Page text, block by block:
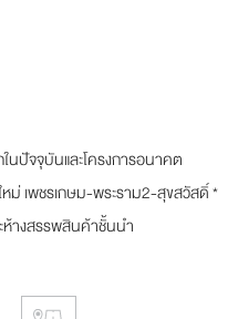
นปัจจุบันและโครงการอนาคต
ม่ เพชรเกษม-พระราม2-สุขสวัสดิ์ *
ห้างสรรพสินค้าชั้นนำ